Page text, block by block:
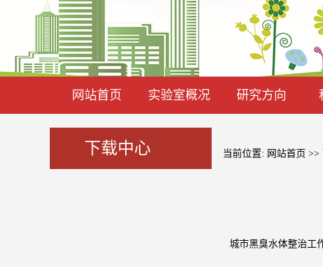
网站首页 实验室概况 研究方向
下载中心 当前位置: 网站首页 >>
城市黑臭水体整治工